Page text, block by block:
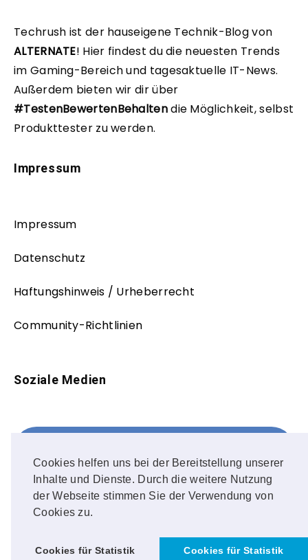
Cookies helfen uns bei der Bereitstellung unserer
Inhalte und Dienste. Durch die weitere Nutzung
der Webseite stimmen Sie der Verwendung von
Cookies zu.
Cookies für Statistik Cookies für Statistik
Techrush ist der hauseigene Technik-Blog von
ALTERNATE! Hier findest du die neuesten Trends
im Gaming-Bereich und tagesaktuelle IT-News.
Außerdem bieten wir dir über
#TestenBewertenBehaltendie Möglichkeit, selbst
Produkttester zu werden.
Impressum
Impressum
Datenschutz
Haftungshinweis / Urheberrecht
Community-Richtlinien
Soziale Medien
FOLLOW ME!
Instagram
OUR PHOTOS!